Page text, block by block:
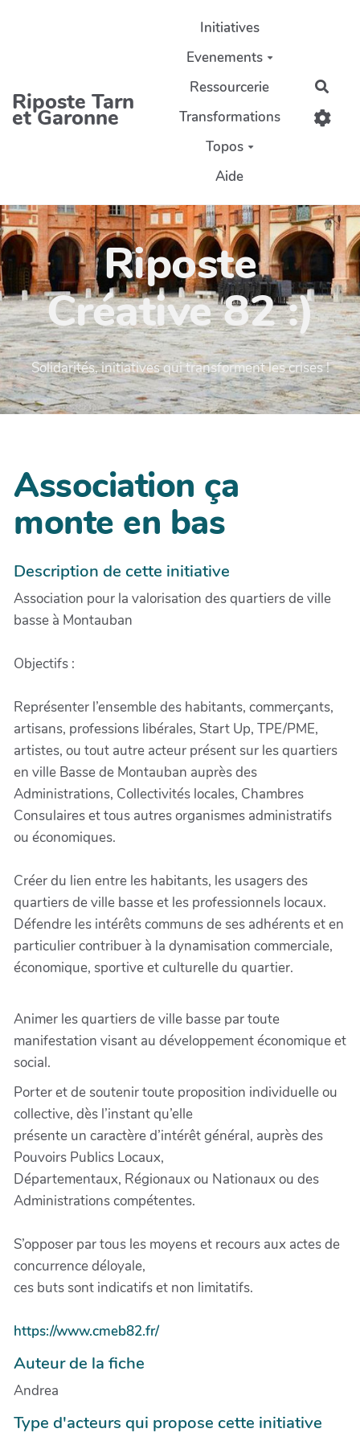
Riposte Tarn
et Garonne
Initiatives
Evenements
Ressourcerie
Transformations
Topos
Aide
Riposte
Créative 82 :)
Solidarités, initiatives qui transforment les crises !
Association ça
monte en bas
Description de cette initiative
Association pour la valorisation des quartiers de ville
basse à Montauban
Objectifs :
Représenter l’ensemble des habitants, commerçants,
artisans, professions libérales, Start Up, TPE/PME,
artistes, ou tout autre acteur présent sur les quartiers
en ville Basse de Montauban auprès des
Administrations, Collectivités locales, Chambres
Consulaires et tous autres organismes administratifs
ou économiques.
Créer du lien entre les habitants, les usagers des
quartiers de ville basse et les professionnels locaux.
Défendre les intérêts communs de ses adhérents et en
particulier contribuer à la dynamisation commerciale,
économique, sportive et culturelle du quartier.
Animer les quartiers de ville basse par toute
manifestation visant au développement économique et
social.
Porter et de soutenir toute proposition individuelle ou
collective, dès l’instant qu’elle
présente un caractère d’intérêt général, auprès des
Pouvoirs Publics Locaux,
Départementaux, Régionaux ou Nationaux ou des
Administrations compétentes.
S’opposer par tous les moyens et recours aux actes de
concurrence déloyale,
ces buts sont indicatifs et non limitatifs.
https://www.cmeb82.fr/
Auteur de la fiche
Andrea
Type d'acteurs qui propose cette initiative